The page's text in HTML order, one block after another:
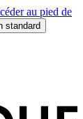
au pied de
standard